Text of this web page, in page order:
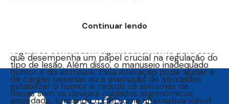
médico ortopedista, o uso de cadeiras inadequadas,
regulares contribuem significativamente para esse
tipo de lesão. Além disso, o manuseio inadequado
de cargas pesadas ou a execução de atividades
físicas sem os devidos cuidados ergonômicos
se deve, em parte, à sua capacidade de interagir
que desempenha um papel crucial na regulação do
humor e do estresse. Essa interação pode ajudar a
estabilizar o humor e reduzir os sintomas de
ansiedade, tornando o CBD uma alternativa viável
Continuar lendo